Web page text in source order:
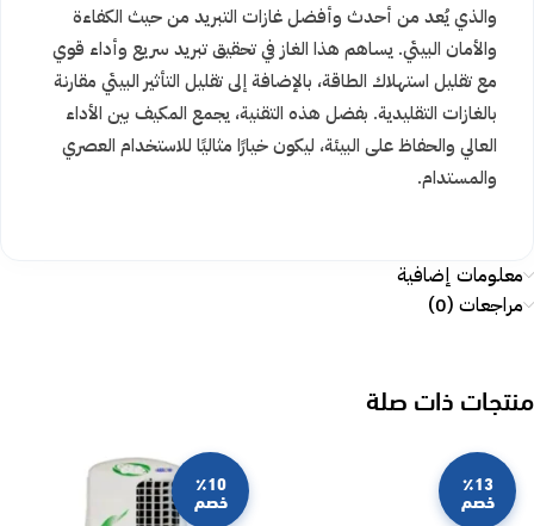
والذي يُعد من أحدث وأفضل غازات التبريد من حيث الكفاءة
والأمان البيئي. يساهم هذا الغاز في تحقيق تبريد سريع وأداء قوي
مع تقليل استهلاك الطاقة، بالإضافة إلى تقليل التأثير البيئي مقارنة
بالغازات التقليدية. بفضل هذه التقنية، يجمع المكيف بين الأداء
العالي والحفاظ على البيئة، ليكون خيارًا مثاليًا للاستخدام العصري
والمستدام.
معلومات إضافية
مراجعات (0)
منتجات ذات صلة
٪13
خصم
٪10
خصم